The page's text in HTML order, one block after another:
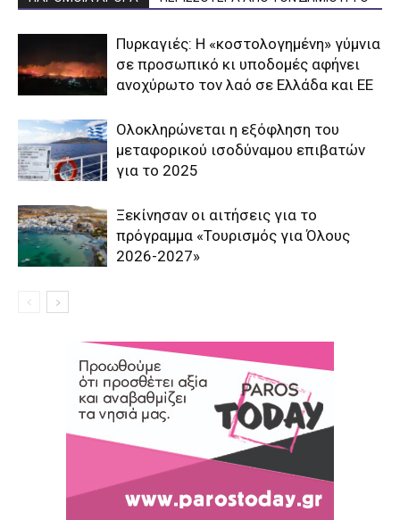
Πυρκαγιές: Η «κοστολογημένη» γύμνια
σε προσωπικό κι υποδομές αφήνει
ανοχύρωτο τον λαό σε Ελλάδα και ΕΕ
Ολοκληρώνεται η εξόφληση του
μεταφορικού ισοδύναμου επιβατών
για το 2025
Ξεκίνησαν οι αιτήσεις για το
πρόγραμμα «Τουρισμός για Όλους
2026-2027»